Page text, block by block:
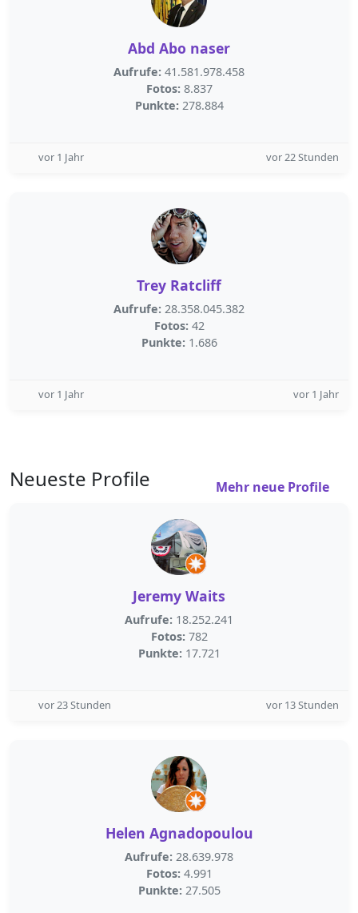
Abd Abo naser
Aufrufe: 41.581.978.458
Fotos: 8.837
Punkte: 278.884
vor 1 Jahr vor 22 Stunden
Trey Ratcliff
Aufrufe: 28.358.045.382
Fotos: 42
Punkte: 1.686
vor 1 Jahr vor 1 Jahr
Neueste Profile Mehr neue Profile
Jeremy Waits
Aufrufe: 18.252.241
Fotos: 782
Punkte: 17.721
vor 23 Stunden vor 13 Stunden
Helen Agnadopoulou
Aufrufe: 28.639.978
Fotos: 4.991
Punkte: 27.505